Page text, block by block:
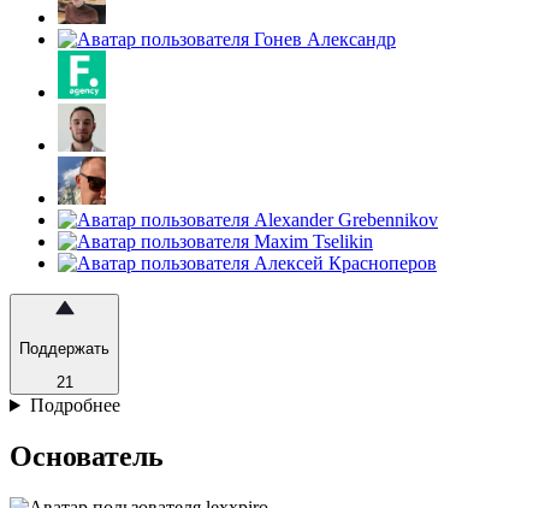
Поддержать
21
Подробнее
Основатель